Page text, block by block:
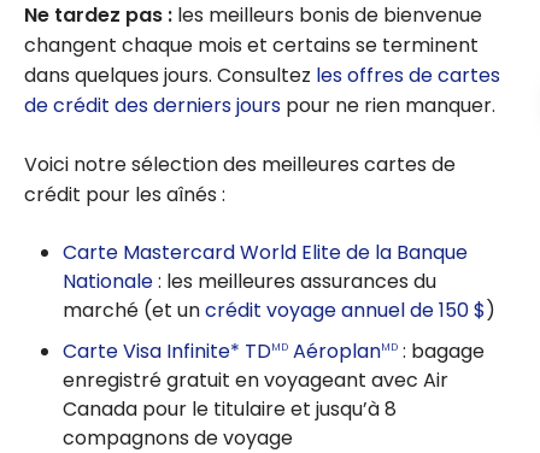
Ne tardez pas : les meilleurs bonis de bienvenue
changent chaque mois et certains se terminent
dans quelques jours. Consultez les offres de cartes
de crédit des derniers jours pour ne rien manquer.
Voici notre sélection des meilleures cartes de
crédit pour les aînés :
Carte Mastercard World Elite de la Banque
Nationale: les meilleures assurances du
marché (et uncrédit voyage annuel de150 $)
Carte Visa Infinite* TDMD AéroplanMD : bagage
enregistré gratuit en voyageant avec Air
Canada pour le titulaire et jusqu’à 8
compagnons de voyage